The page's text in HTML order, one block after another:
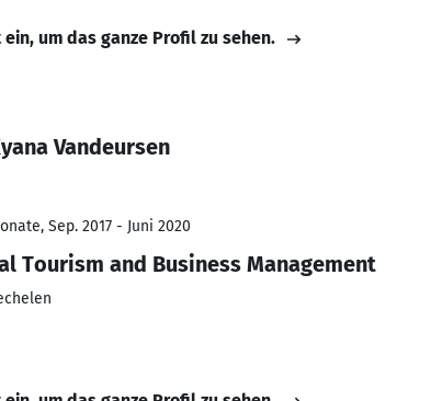
ein, um das ganze Profil zu sehen.
Vandeursen
Sep. 2017 - Juni 2020
Tourism and Business Management